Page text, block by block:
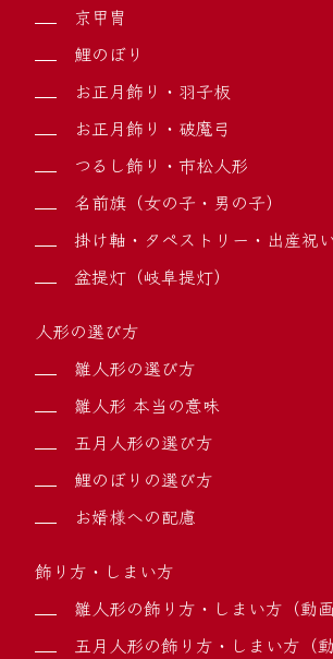
京甲冑
鯉のぼり
お正月飾り・羽子板
お正月飾り・破魔弓
つるし飾り・市松人形
名前旗（女の子・男の子）
掛け軸・タペストリー・出産祝
盆提灯（岐阜提灯）
人形の選び方
雛人形の選び方
雛人形 本当の意味
五月人形の選び方
鯉のぼりの選び方
お婿様への配慮
飾り方・しまい方
雛人形の飾り方・しまい方（動画
五月人形の飾り方・しまい方（動